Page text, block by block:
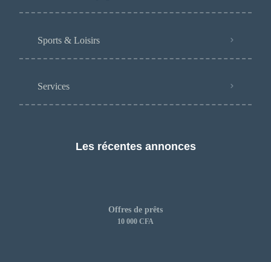
Sports & Loisirs
Services
Les récentes annonces
Offres de prêts
10 000 CFA